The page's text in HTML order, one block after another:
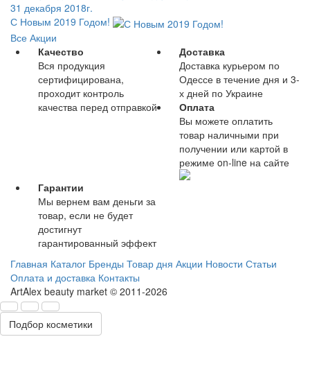
31 декабря 2018г.
С Новым 2019 Годом!
Все Акции
Качество
Вся продукция
сертифицирована,
проходит контроль
качества перед отправкой
Доставка
Доставка курьером по
Одессе в течение дня и 3-
х дней по Украине
Оплата
Вы можете оплатить
товар наличными при
получении или картой в
режиме on-line на сайте
Гарантии
Мы вернем вам деньги за
товар, если не будет
достигнут
гарантированный эффект
Главная Каталог Бренды Товар дня Акции Новости Статьи
Оплата и доставка Контакты
ArtAlex beauty market © 2011-2026
Подбор косметики